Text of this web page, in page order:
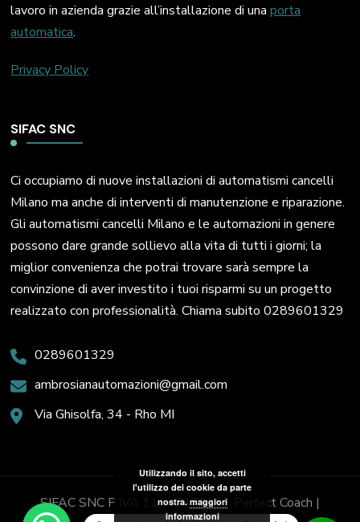
lavoro in azienda grazie all’installazione di unaporta
automatica.
Privacy Policy
SIFAC SNC
Ci occupiamo di nuove installazioni di automatismi cancelli
Milano ma anche di interventi di manutenzione e riparazione.
Gli automatismi cancelli Milano e le automazioni in genere
possono dare grande sollievo alla vita di tutti i giorni; la
miglior convenienza che potrai trovare sarà sempre la
convinzione di aver investito i tuoi risparmi su un progetto
realizzato con professionalità. Chiama subito 0289601329
0289601329
ambrosianautomazioni@gmail.com
Via Ghisolfa, 34 - Rho MI
SIFAC SNC P.IVA 11437470153
Perfect Coach |
Utilizzando il sito, accetti
l'utilizzo dei cookie da parte
nostra. maggiori
informazioni